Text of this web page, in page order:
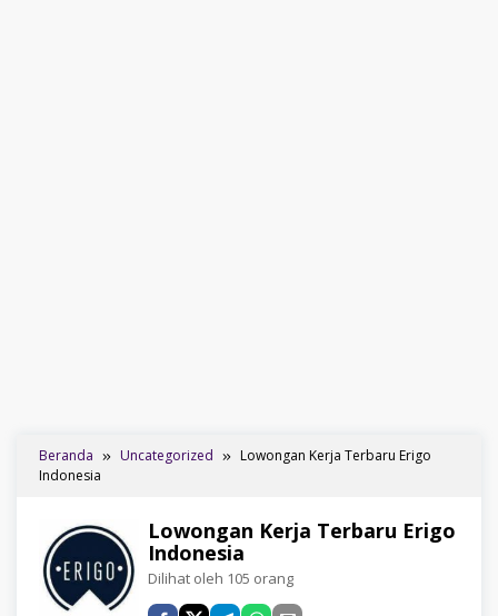
Beranda Uncategorized
Lowongan Kerja Terbaru Erigo
Indonesia
Lowongan Kerja Terbaru Erigo
Indonesia
Dilihat oleh 105 orang